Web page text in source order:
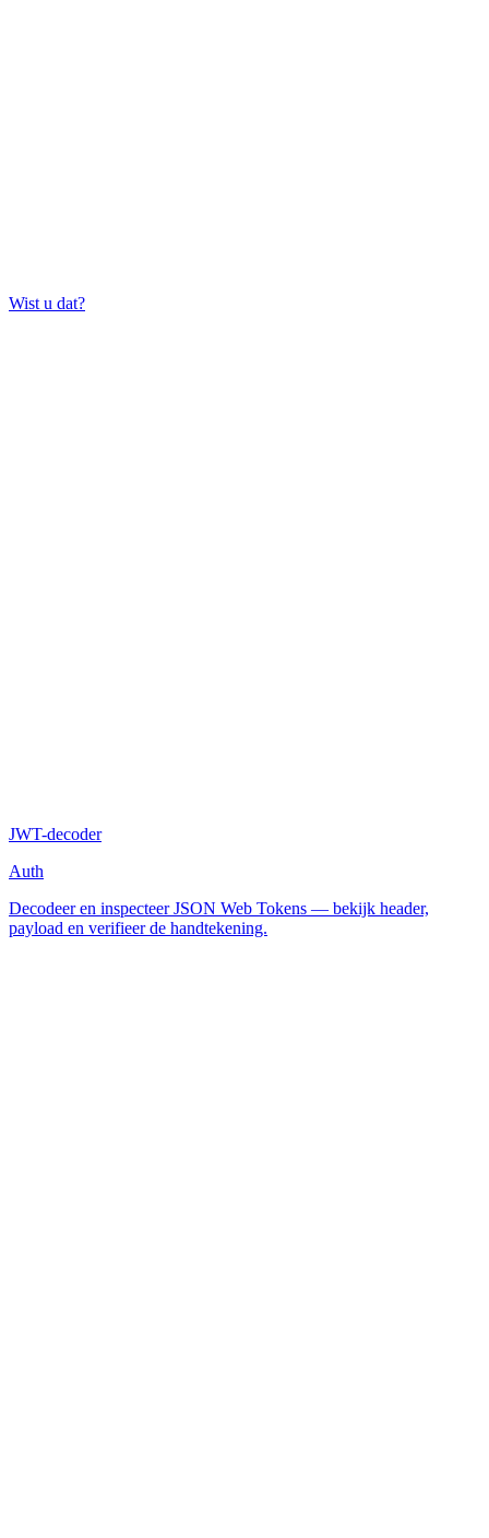
Wist u dat?
JWT-decoder
Auth
Decodeer en inspecteer JSON Web Tokens — bekijk header,
payload en verifieer de handtekening.